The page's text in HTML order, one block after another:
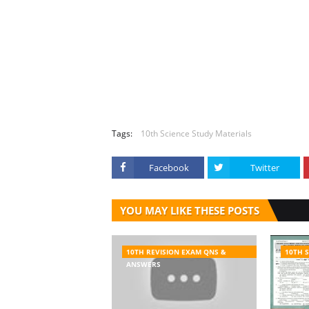
Tags: 10th Science Study Materials
Facebook Twitter
YOU MAY LIKE THESE POSTS
10TH REVISION EXAM QNS &
ANSWERS
10TH